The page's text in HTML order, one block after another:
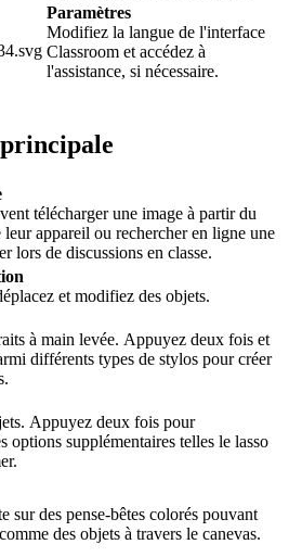
Paramètres
Modifiez la langue de l'interface
Classroom et accédez à
l'assistance, si nécessaire.
télécharger une image à partir du
leur appareil ou rechercher en ligne une
lors de discussions en classe.
et modifiez des objets.
à main levée. Appuyez deux fois et
différents types de stylos pour créer
Appuyez deux fois pour
options supplémentaires telles le lasso
sur des pense-bêtes colorés pouvant
des objets à travers le canevas.